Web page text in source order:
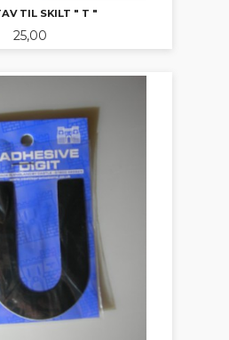
TIL SKILT " T "
Pris
25,00